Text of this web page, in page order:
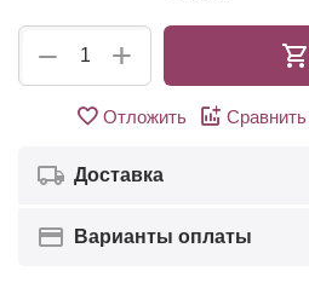
+
−
Отложить Сравнить
Доставка
Варианты оплаты